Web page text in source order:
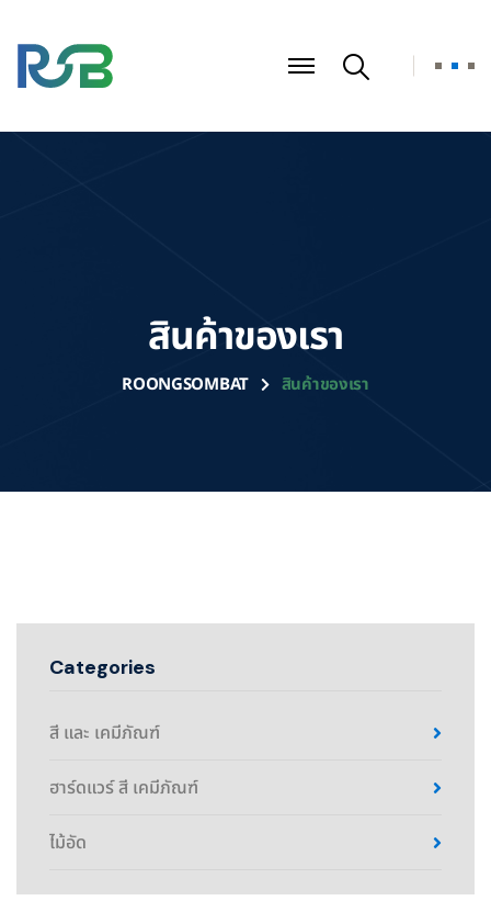
สินค้าของเรา
ROONGSOMBAT สินค้าของเรา
Categories
สี และ เคมีภัณฑ์
ฮาร์ดแวร์ สี เคมีภัณฑ์
ไม้อัด